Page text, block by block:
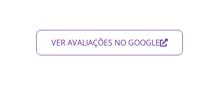
VER AVALIAÇÕES NO GOOGLE